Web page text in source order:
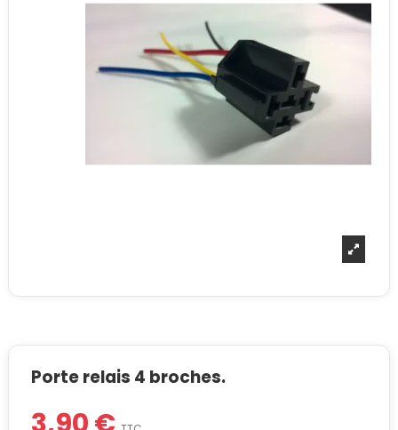
Porte relais 4 broches.